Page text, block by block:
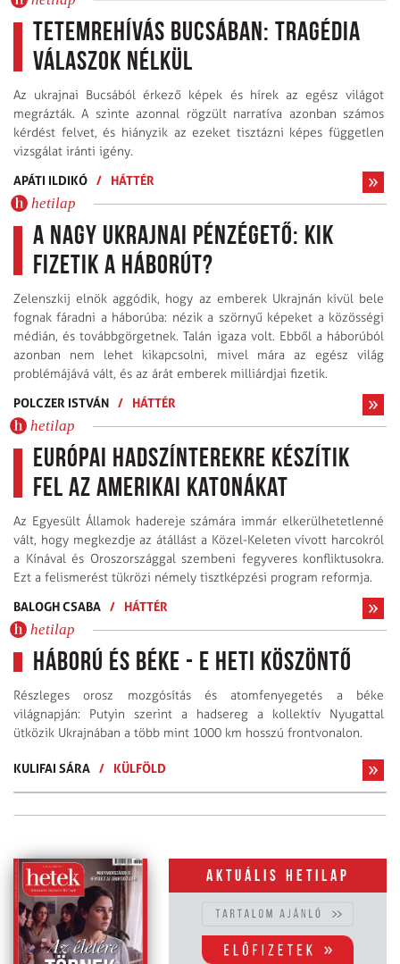
Tetemrehívás Bucsában: Tragédia
válaszok nélkül
Az ukrajnai Bucsából érkező képek és hírek az egész világot
megrázták. A szinte azonnal rögzült narratíva azonban számos
kérdést felvet, és hiányzik az ezeket tisztázni képes független
vizsgálat iránti igény.
APÁTI ILDIKÓ / HÁTTÉR
hetilap
A nagy ukrajnai pénzégető: kik
fizetik a háborút?
Zelenszkij elnök aggódik, hogy az emberek Ukrajnán kívül bele
fognak fáradni a háborúba: nézik a szörnyű képeket a közösségi
médián, és továbbgörgetnek. Talán igaza volt. Ebből a háborúból
azonban nem lehet kikapcsolni, mivel mára az egész világ
problémájává vált, és az árát emberek milliárdjai fizetik.
POLCZER ISTVÁN / HÁTTÉR
hetilap
Európai hadszínterekre készítik
fel az amerikai katonákat
Az Egyesült Államok hadereje számára immár elkerülhetetlenné
vált, hogy megkezdje az átállást a Közel-Keleten vívott harcokról
a Kínával és Oroszországgal szembeni fegyveres konfliktusokra.
Ezt a felismerést tükrözi némely tisztképzési program reformja.
BALOGH CSABA / HÁTTÉR
hetilap
Háború és béke - E heti köszöntő
Részleges orosz mozgósítás és atomfenyegetés a béke
világnapján: Putyin szerint a hadsereg a kollektív Nyugattal
ütközik Ukrajnában a több mint 1000 km hosszú frontvonalon.
KULIFAI SÁRA / KÜLFÖLD
Aktuális hetilap